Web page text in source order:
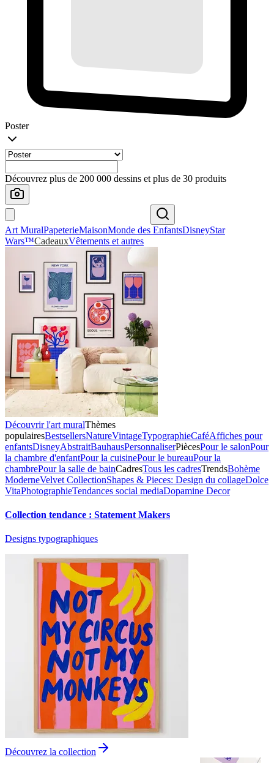
Poster
Découvrez plus de 200 000 dessins et plus de 30 produits
Art MuralPapeterieMaisonMonde des EnfantsDisneyStar
Wars™CadeauxVêtements et autres
Découvrir l'art muralThèmes
populairesBestsellersNatureVintageTypographieCaféAffiches pour
enfantsDisneyAbstraitBauhausPersonnaliserPiècesPour le salonPour
la chambre d'enfantPour la cuisinePour le bureauPour la
chambrePour la salle de bainCadresTous les cadresTrendsBohème
ModerneVelvet CollectionShapes & Pieces: Design du collageDolce
VitaPhotographieTendances social mediaDopamine Decor
Collection tendance : Statement Makers
Designs typographiques
Découvrez la collection